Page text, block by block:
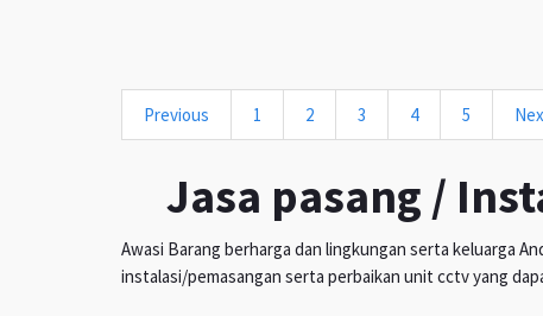
Previous 1 2 3 4 5
Jasa pasang /
Awasi Barang berharga dan lingkungan serta keluarga
instalasi/pemasangan serta perbaikan unit cctv yang